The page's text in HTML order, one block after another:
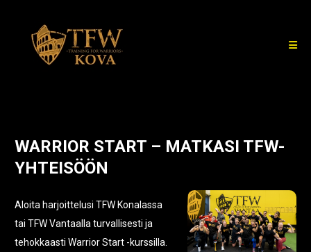
WARRIOR START – MATKASI TFW-
YHTEISÖÖN
Aloita harjoittelusi TFW Konalassa
tai TFW Vantaalla turvallisesti ja
tehokkaasti Warrior Start -kurssilla.